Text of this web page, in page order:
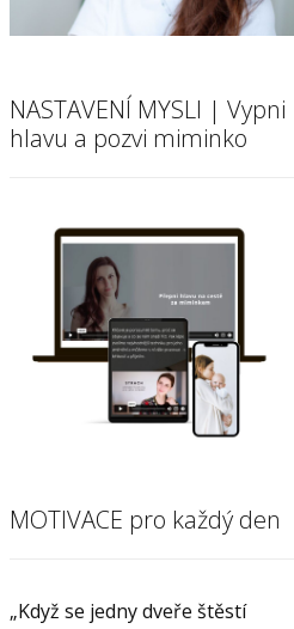
NASTAVENÍ MYSLI | Vypni
hlavu a pozvi miminko
MOTIVACE pro každý den
„Když se jedny dveře štěstí